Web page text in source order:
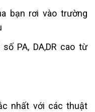
bạn rơi vào trường
PA, DA,DR cao từ
nhất với các thuật